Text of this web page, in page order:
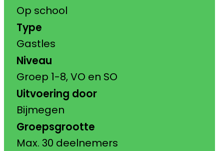
Op school
Type
Gastles
Niveau
Groep 1-8, VO en SO
Uitvoering door
Bijmegen
Groepsgrootte
Max. 30 deelnemers